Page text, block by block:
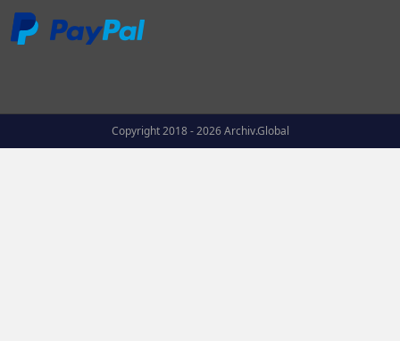
Copyright 2018 - 2026 Archiv.Global